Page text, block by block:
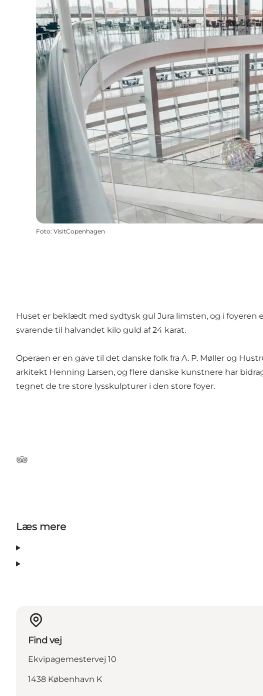
Foto: VisitCopenhagen
Huset er beklædt med sydtysk gul Jura limsten, og i foyeren
svarende til halvandet kilo guld af 24 karat.
Operaen er en gave til det danske folk fra A. P. Møller og
arkitekt Henning Larsen, og flere danske kunstnere har
tegnet de tre store lysskulpturer i den store foyer.
Tripadvisor
Læs mere
Find vej
Ekvipagemestervej 10
1438 København K